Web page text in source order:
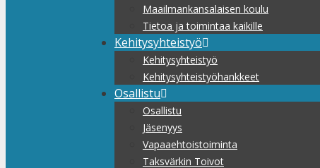
Maailmankansalaisen koulu
Tietoa ja toimintaa kaikille
Kehitysyhteistyö
Kehitysyhteistyö
Kehitysyhteistyöhankkeet
Osallistu
Osallistu
Jäsenyys
Vapaaehtoistoiminta
Taksvärkin Toivot